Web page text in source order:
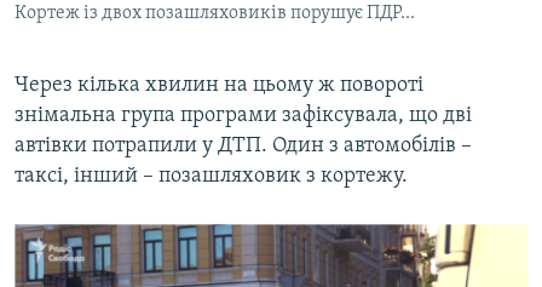
Кортеж із двох позашляховиків порушує ПДР...
Через кілька хвилин на цьому ж повороті
знімальна група програми зафіксувала, що дві
автівки потрапили у ДТП. Один з автомобілів –
таксі, інший – позашляховик з кортежу.